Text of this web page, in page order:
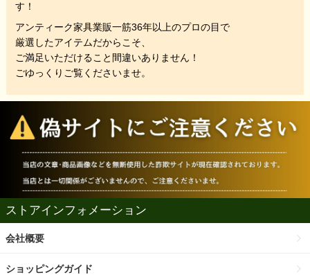
す！
アンティーク家具業販一筋36年以上のプロの目で
厳選したアイテムだからこそ、
ご満足いただけること間違いありません！
ごゆっくりご覧くださいませ。
ストアインフォメーション
会社概要
ショッピングガイド